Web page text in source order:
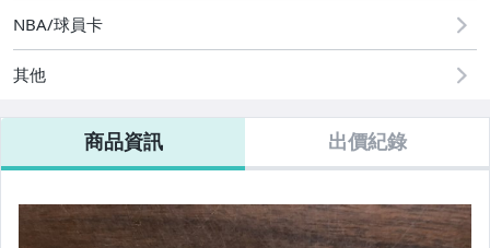
NBA/球員卡
其他
商品資訊 出價紀錄